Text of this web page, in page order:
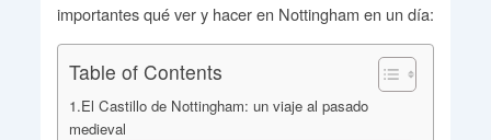
importantes qué ver y hacer en Nottingham en un día:
Table of Contents
1.El Castillo de Nottingham: un viaje al pasado
medieval